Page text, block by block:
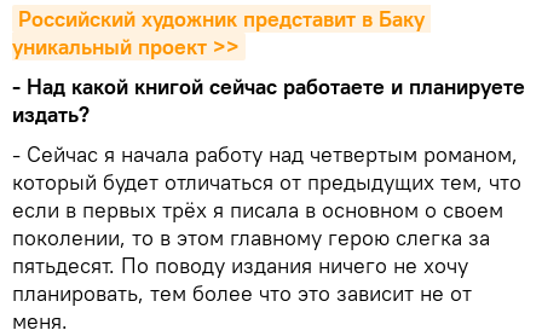
Российский художник представит в Баку
уникальный проект >>
- Над какой книгой сейчас работаете и планируете
издать?
- Сейчас я начала работу над четвертым романом,
который будет отличаться от предыдущих тем, что
если в первых трёх я писала в основном о своем
поколении, то в этом главному герою слегка за
пятьдесят. По поводу издания ничего не хочу
планировать, тем более что это зависит не от
меня.